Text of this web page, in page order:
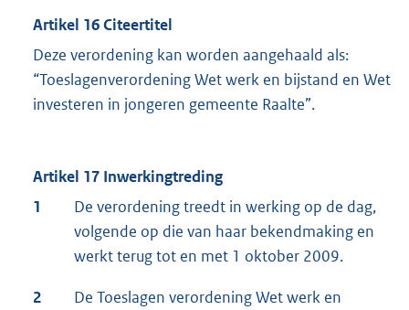
Artikel 16 Citeertitel
Deze verordening kan worden aangehaald als:
“Toeslagenverordening Wet werk en bijstand en Wet
investeren in jongeren gemeente Raalte”.
Artikel 17 Inwerkingtreding
1
De verordening treedt in werking op de dag,
volgende op die van haar bekendmaking en
werkt terug tot en met 1 oktober 2009.
2
De Toeslagen verordening Wet werk en